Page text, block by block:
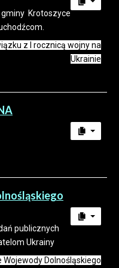
Krotoszyce
z I rocznicą wojny na
Ukrainie
publicznych
Ukrainy
Wojewody Dolnośląskiego